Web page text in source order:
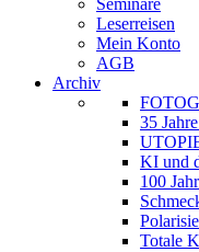
Seminare
Leserreisen
Mein Konto
AGB
Archiv
35
KI und
100
Totale